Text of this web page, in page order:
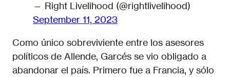
— Right Livelihood (@rightlivelihood)
September 11, 2023
Como único sobreviviente entre los asesores
políticos de Allende, Garcés se vio obligado a
abandonar el país. Primero fue a Francia, y sólo